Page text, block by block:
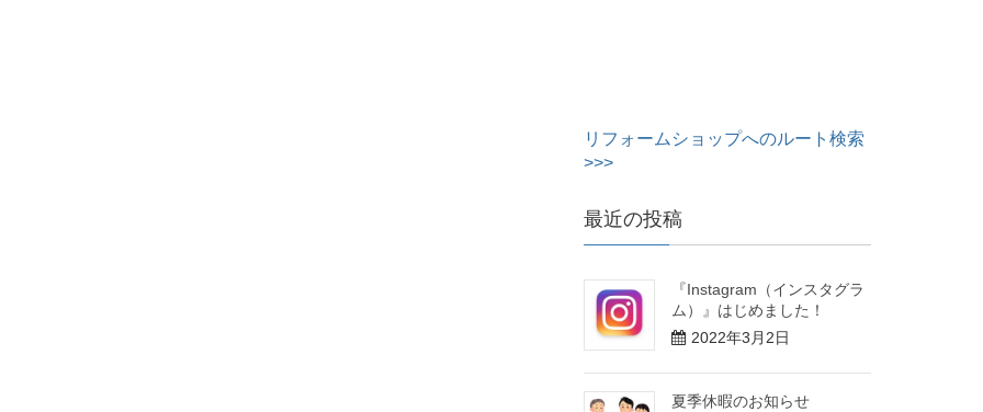
リフォームショップへのルート検索
>>>
最近の投稿
『Instagram（インスタグラ
ム）』はじめました！
2022年3月2日
夏季休暇のお知らせ